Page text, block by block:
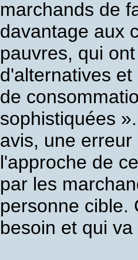
marchands de
davantage aux
pauvres, qui
d'alternatives
de
sophistiquées
avis, une
l'approche de
par les
personne cible.
besoin et qui